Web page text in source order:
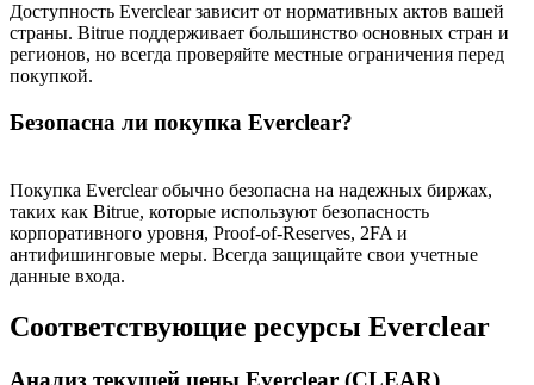
ЛогинЗарегистрироваться
Доступность Everclear зависит от нормативных актов вашей
страны. Bitrue поддерживает большинство основных стран и
регионов, но всегда проверяйте местные ограничения перед
покупкой.
Безопасна ли покупка Everclear?
Покупка Everclear обычно безопасна на надежных биржах,
таких как Bitrue, которые используют безопасность
корпоративного уровня, Proof-of-Reserves, 2FA и
антифишинговые меры. Всегда защищайте свои учетные
данные входа.
Соответствующие ресурсы Everclear
Анализ текущей цены Everclear (CLEAR)